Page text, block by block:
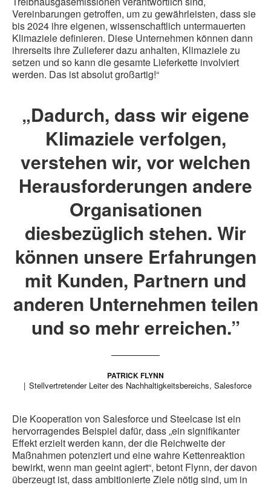
Vereinbarungen getroffen, um zu gewährleisten, dass sie
bis 2024 ihre eigenen, wissenschaftlich untermauerten
Klimaziele definieren. Diese Unternehmen können dann
ihrerseits ihre Zulieferer dazu anhalten, Klimaziele zu
setzen und so kann die gesamte Lieferkette involviert
werden. Das ist absolut großartig!“
„Dadurch, dass wir eigene
Klimaziele verfolgen,
verstehen wir, vor welchen
Herausforderungen andere
Organisationen
diesbezüglich stehen. Wir
können unsere Erfahrungen
mit Kunden, Partnern und
anderen Unternehmen teilen
und so mehr erreichen.”
PATRICK FLYNN
Stellvertretender Leiter des Nachhaltigkeitsbereichs, Salesforce
Die Kooperation von Salesforce und Steelcase ist ein
hervorragendes Beispiel dafür, dass „ein signifikanter
Effekt erzielt werden kann, der die Reichweite der
Maßnahmen potenziert und eine wahre Kettenreaktion
bewirkt, wenn man geeint agiert“, betont Flynn, der davon
überzeugt ist, dass ambitionierte Ziele nötig sind, um in